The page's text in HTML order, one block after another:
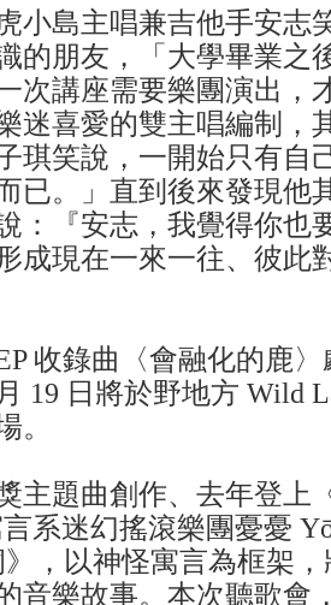
小島主唱兼吉他手安志
的朋友，「大學畢業之
次講座需要樂團演出，
迷喜愛的雙主唱編制，
琪笑說，一開始只有自
已。」直到後來發現他
：『安志，我覺得你也
成現在一來一往、彼此
收錄曲〈會融化的鹿
19 日將於野地方 Wild
。
主題曲創作、去年登上
系迷幻搖滾樂團憂憂
，以神怪寓言為框架
音樂故事。本次聽歌會